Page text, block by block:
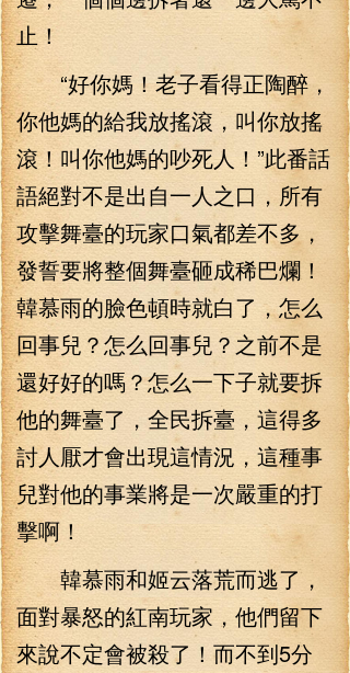
止！
“好你媽！老子看得正陶醉，
你他媽的給我放搖滾，叫你放搖
滾！叫你他媽的吵死人！”此番話
語絕對不是出自一人之口，所有
攻擊舞臺的玩家口氣都差不多，
發誓要將整個舞臺砸成稀巴爛！
韓慕雨的臉色頓時就白了，怎么
回事兒？怎么回事兒？之前不是
還好好的嗎？怎么一下子就要拆
他的舞臺了，全民拆臺，這得多
討人厭才會出現這情況，這種事
兒對他的事業將是一次嚴重的打
擊啊！
韓慕雨和姬云落荒而逃了，
面對暴怒的紅南玩家，他們留下
來說不定會被殺了！而不到5分